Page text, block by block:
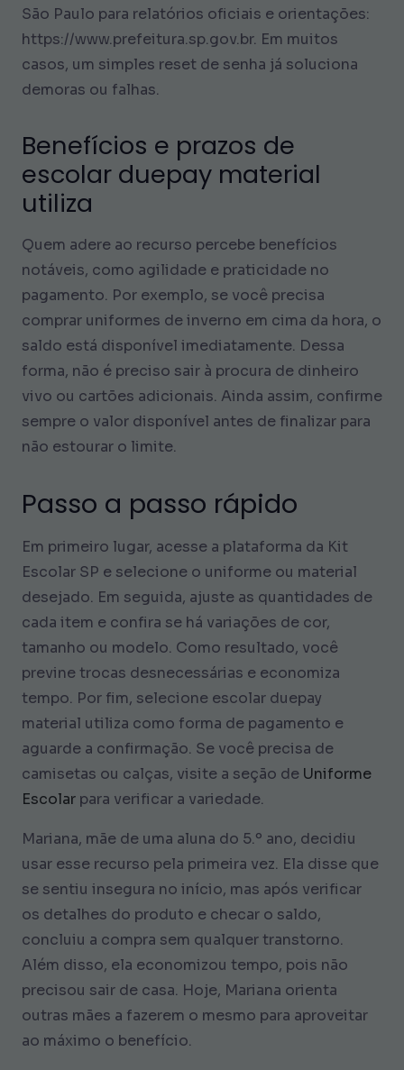
São Paulo para relatórios oficiais e orientações:
https://www.prefeitura.sp.gov.br. Em muitos
casos, um simples reset de senha já soluciona
demoras ou falhas.
Benefícios e prazos de
escolar duepay material
utiliza
Quem adere ao recurso percebe benefícios
notáveis, como agilidade e praticidade no
pagamento. Por exemplo, se você precisa
comprar uniformes de inverno em cima da hora, o
saldo está disponível imediatamente. Dessa
forma, não é preciso sair à procura de dinheiro
vivo ou cartões adicionais. Ainda assim, confirme
sempre o valor disponível antes de finalizar para
não estourar o limite.
Passo a passo rápido
Em primeiro lugar, acesse a plataforma da Kit
Escolar SP e selecione o uniforme ou material
desejado. Em seguida, ajuste as quantidades de
cada item e confira se há variações de cor,
tamanho ou modelo. Como resultado, você
previne trocas desnecessárias e economiza
tempo. Por fim, selecione escolar duepay
material utiliza como forma de pagamento e
aguarde a confirmação. Se você precisa de
camisetas ou calças, visite a seção de Uniforme
Escolar para verificar a variedade.
Mariana, mãe de uma aluna do 5.º ano, decidiu
usar esse recurso pela primeira vez. Ela disse que
se sentiu insegura no início, mas após verificar
os detalhes do produto e checar o saldo,
concluiu a compra sem qualquer transtorno.
Além disso, ela economizou tempo, pois não
precisou sair de casa. Hoje, Mariana orienta
outras mães a fazerem o mesmo para aproveitar
ao máximo o benefício.